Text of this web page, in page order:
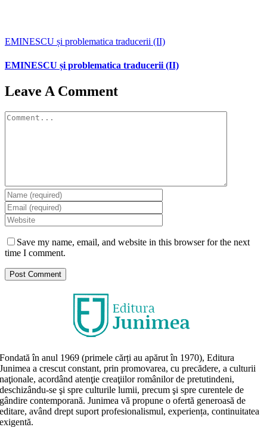
EMINESCU și problematica traducerii (II)
EMINESCU și problematica traducerii (II)
Leave A Comment
Comment
Save my name, email, and website in this browser for the next
time I comment.
Fondată în anul 1969 (primele cărți au apărut în 1970), Editura
Junimea a crescut constant, prin promovarea, cu precădere, a culturii
naţionale, acordând atenţie creaţiilor românilor de pretutindeni,
deschizându-se şi spre culturile lumii, precum şi spre curentele de
gândire contemporană. Junimea vă propune o ofertă generoasă de
editare, având drept suport profesionalismul, experiența, continuitatea
exigentă.